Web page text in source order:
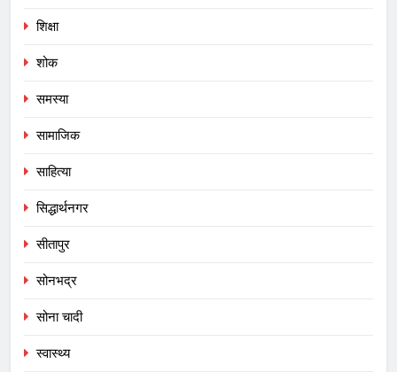
शिक्षा
शोक
समस्या
सामाजिक
साहित्या
सिद्धार्थनगर
सीतापुर
सोनभद्र
सोना चादी
स्वास्थ्य